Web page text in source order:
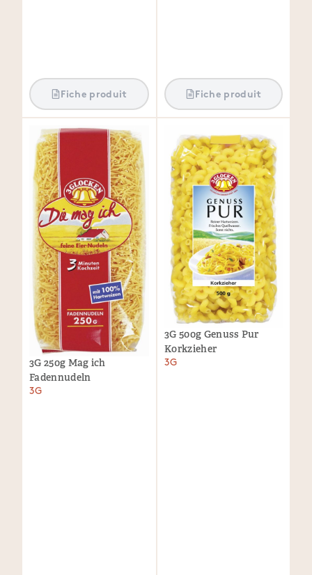
Fiche produit Fiche produit
3G 250g Mag ich
Fadennudeln
3G
3G 500g Genuss Pur
Korkzieher
3G